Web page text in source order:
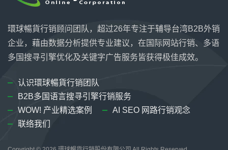
環球暢貨行销顾问团队，超过26年专注于辅导台湾B2B外销
企业，藉由数据分析提供专业建议，在国际网站行销、多语
多国搜寻引擎优化及关键字广告服务皆获得极佳成效。
认识環球暢貨行销团队
B2B多国语言搜寻引擎行销服务
WOW! 产业精选案例
AI SEO 网路行销观念
联络我们